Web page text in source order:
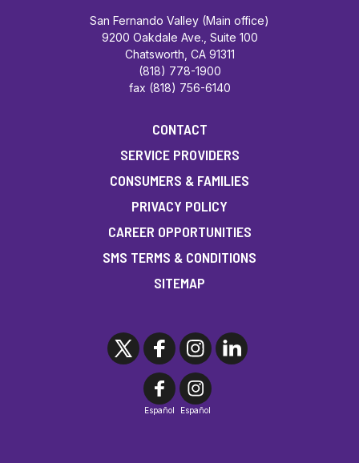
San Fernando Valley (Main office)
9200 Oakdale Ave., Suite 100
Chatsworth, CA 91311
(818) 778-1900
fax (818) 756-6140
CONTACT
SERVICE PROVIDERS
CONSUMERS & FAMILIES
PRIVACY POLICY
CAREER OPPORTUNITIES
SMS TERMS & CONDITIONS
SITEMAP
Español Español